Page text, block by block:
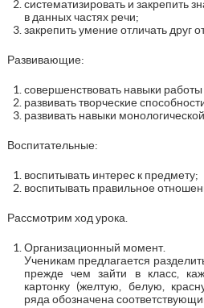
систематизировать и закрепить
в данных частях речи;
закрепить умение отличать друг
Развивающие:
совершенствовать навыки работы
развивать творческие
развивать навыки
Воспитательные:
воспитывать интерес к предмету;
воспитывать правильное
Рассмотрим ход урока.
Организационный момент.
Ученикам предлагается
прежде чем зайти в класс,
картонку (желтую, белую,
ряда обозначена